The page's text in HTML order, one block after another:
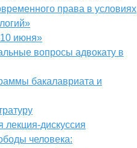
права в условиях
июня»
вопросы адвокату в
бакалавриата и
лекция-дискуссия
человека: